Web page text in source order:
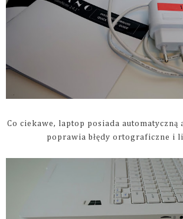
Co ciekawe, laptop posiada
poprawia błędy ortograficzne i